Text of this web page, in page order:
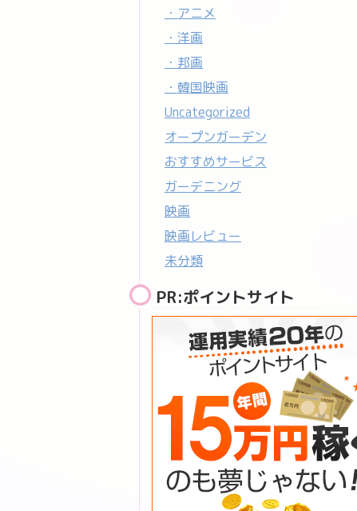
・アニメ
・洋画
・邦画
・韓国映画
Uncategorized
オープンガーデン
おすすめサービス
ガーデニング
映画
映画レビュー
未分類
PR:ポイントサイト